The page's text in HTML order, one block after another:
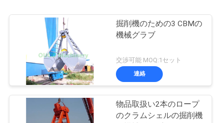
掘削機のための3 CBMの
機械グラブ
交渉可能 MOQ:1セット
連絡
物品取扱い2本のロープ
のクラムシェルの掘削機